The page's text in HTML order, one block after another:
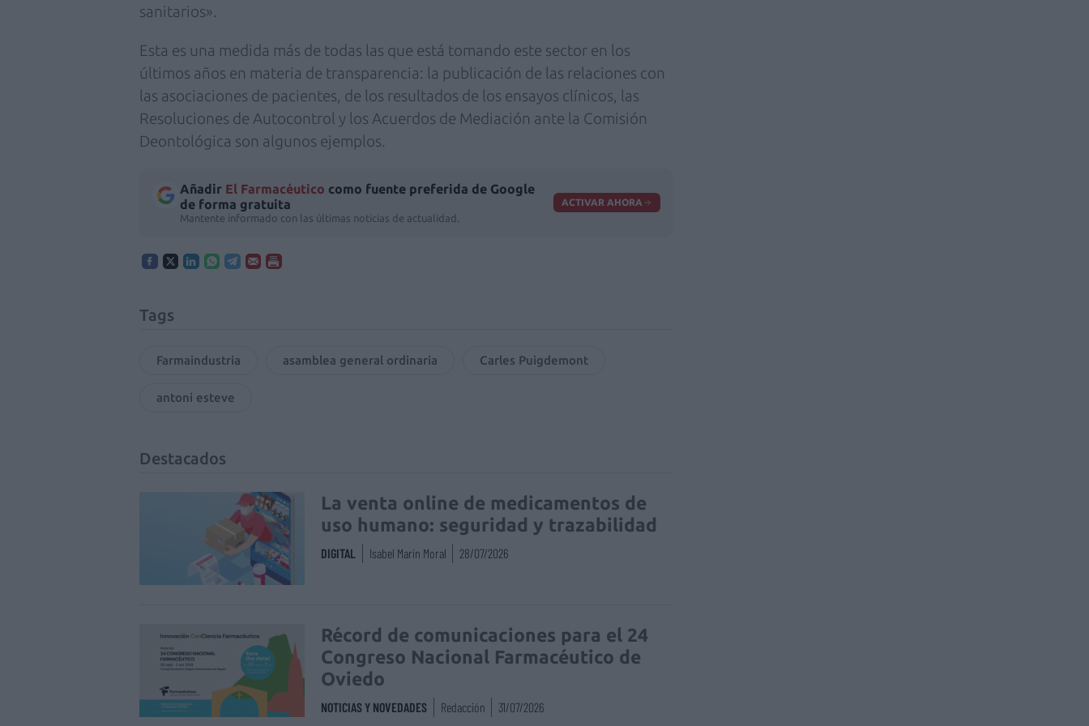
sanitarios».
Esta es una medida más de todas las que está tomando este sector en los
últimos años en materia de transparencia: la publicación de las relaciones con
las asociaciones de pacientes, de los resultados de los ensayos clínicos, las
Resoluciones de Autocontrol y los Acuerdos de Mediación ante la Comisión
Deontológica son algunos ejemplos.
Añadir El Farmacéutico como fuente preferida de Google
de forma gratuita
Mantente informado con las últimas noticias de actualidad.
ACTIVAR AHORA
Tags
Farmaindustria asamblea general ordinaria Carles Puigdemont
antoni esteve
Destacados
La venta online de medicamentos de
uso humano: seguridad y trazabilidad
DIGITAL Isabel Marín Moral 28/07/2026
Récord de comunicaciones para el 24
Congreso Nacional Farmacéutico de
Oviedo
NOTICIAS Y NOVEDADES Redacción 31/07/2026